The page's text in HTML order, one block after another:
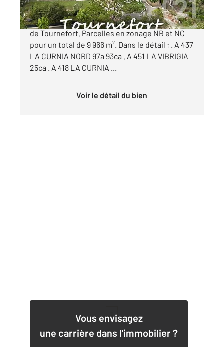
Terrains non constructibles sur la commune
de Tournefort. Parcelles en zonage NB et NC
pour un total de 9 966 m². Dans le détail : . A 437
LA CURNIA NORD 97a 93ca . A 451 LA VIBRIGIA
25ca . A 418 LA CURNIA ...
Voir le détail du bien
Vous envisagez
une carrière dans l'immobilier ?
1